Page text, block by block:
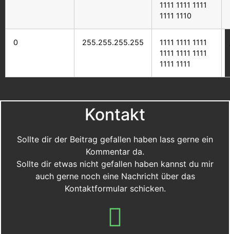
1111 1111 1111
1111 1110
0 255.255.255.255
1111 1111 1111
1111 1111 1111
1111 1111
Kontakt
Sollte dir der Beitrag gefallen haben lass gerne ein
Kommentar da.
Sollte dir etwas nicht gefallen haben kannst du mir
auch gerne noch eine Nachricht über das
Kontaktformular schicken.